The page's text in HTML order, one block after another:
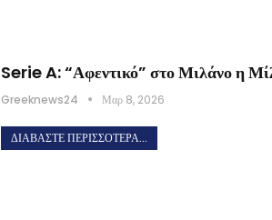
Serie A: “Αφεντικό” στο Μιλάνο η
Greeknews24 Μαρ 8, 2026
ΔΙΑΒΆΣΤΕ ΠΕΡΙΣΣΌΤΕΡΑ...